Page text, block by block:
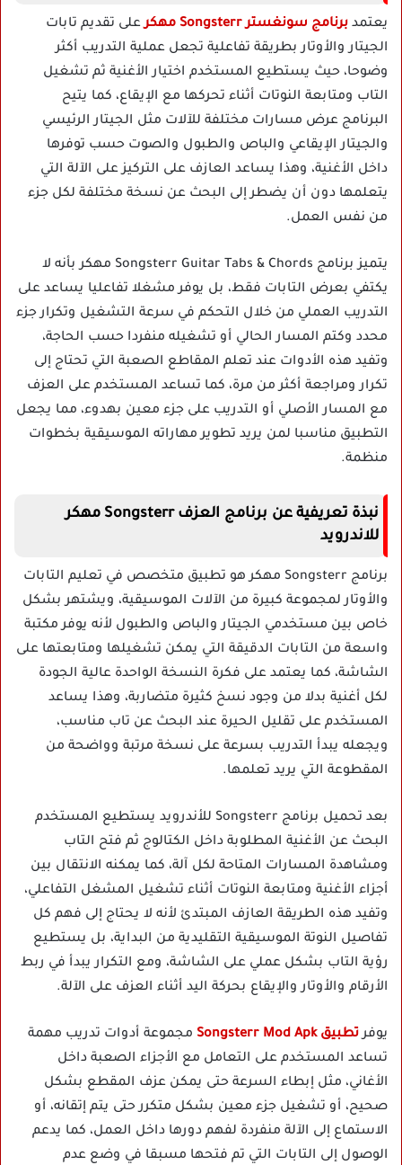
يعتمد برنامج سونغستر Songsterr مهكر
على تقديم تابات
الجيتار والأوتار بطريقة تفاعلية تجعل عملية التدريب أكثر
وضوحا، حيث يستطيع المستخدم اختيار الأغنية ثم تشغيل
التاب ومتابعة النوتات أثناء تحركها مع الإيقاع، كما يتيح
البرنامج عرض مسارات مختلفة للآلات مثل الجيتار الرئيسي
والجيتار الإيقاعي والباص والطبول والصوت حسب توفرها
داخل الأغنية، وهذا يساعد العازف على التركيز على الآلة التي
يتعلمها دون أن يضطر إلى البحث عن نسخة مختلفة لكل جزء
من نفس العمل.
يتميز برنامج Songsterr Guitar Tabs & Chords مهكر بأنه لا
يكتفي بعرض التابات فقط، بل يوفر مشغلا تفاعليا يساعد على
التدريب العملي من خلال التحكم في سرعة التشغيل وتكرار جزء
محدد وكتم المسار الحالي أو تشغيله منفردا حسب الحاجة،
وتفيد هذه الأدوات عند تعلم المقاطع الصعبة التي تحتاج إلى
تكرار ومراجعة أكثر من مرة، كما تساعد المستخدم على العزف
مع المسار الأصلي أو التدريب على جزء معين بهدوء، مما يجعل
التطبيق مناسبا لمن يريد تطوير مهاراته الموسيقية بخطوات
منظمة.
نبذة تعريفية عن برنامج العزف Songsterr مهكر
للاندرويد
برنامج Songsterr مهكر هو تطبيق متخصص في تعليم التابات
والأوتار لمجموعة كبيرة من الآلات الموسيقية، ويشتهر بشكل
خاص بين مستخدمي الجيتار والباص والطبول لأنه يوفر مكتبة
واسعة من التابات الدقيقة التي يمكن تشغيلها ومتابعتها على
الشاشة، كما يعتمد على فكرة النسخة الواحدة عالية الجودة
لكل أغنية بدلا من وجود نسخ كثيرة متضاربة، وهذا يساعد
المستخدم على تقليل الحيرة عند البحث عن تاب مناسب،
ويجعله يبدأ التدريب بسرعة على نسخة مرتبة وواضحة من
المقطوعة التي يريد تعلمها.
بعد تحميل برنامج Songsterr للأندرويد يستطيع المستخدم
البحث عن الأغنية المطلوبة داخل الكتالوج ثم فتح التاب
ومشاهدة المسارات المتاحة لكل آلة، كما يمكنه الانتقال بين
أجزاء الأغنية ومتابعة النوتات أثناء تشغيل المشغل التفاعلي،
وتفيد هذه الطريقة العازف المبتدئ لأنه لا يحتاج إلى فهم كل
تفاصيل النوتة الموسيقية التقليدية من البداية، بل يستطيع
رؤية التاب بشكل عملي على الشاشة، ومع التكرار يبدأ في ربط
الأرقام والأوتار والإيقاع بحركة اليد أثناء العزف على الآلة.
يوفرتطبيق Songsterr Mod Apk
مجموعة أدوات تدريب مهمة
تساعد المستخدم على التعامل مع الأجزاء الصعبة داخل
الأغاني، مثل إبطاء السرعة حتى يمكن عزف المقطع بشكل
صحيح، أو تشغيل جزء معين بشكل متكرر حتى يتم إتقانه، أو
الاستماع إلى الآلة منفردة لفهم دورها داخل العمل، كما يدعم
الوصول إلى التابات التي تم فتحها مسبقا في وضع عدم